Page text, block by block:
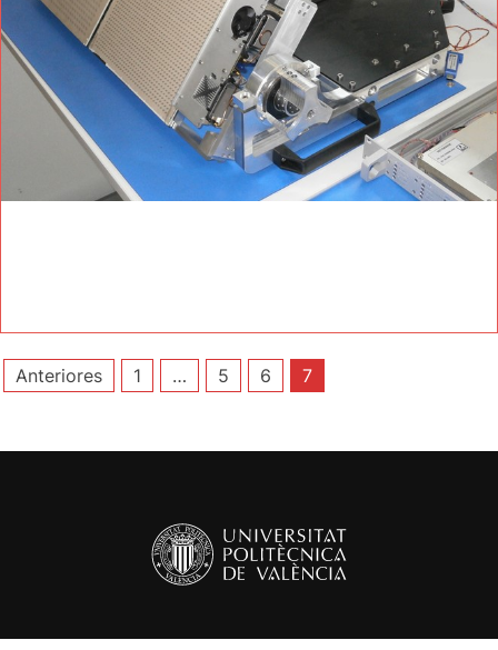
Paginación
entradas
Anteriores 1 … 5 6 7